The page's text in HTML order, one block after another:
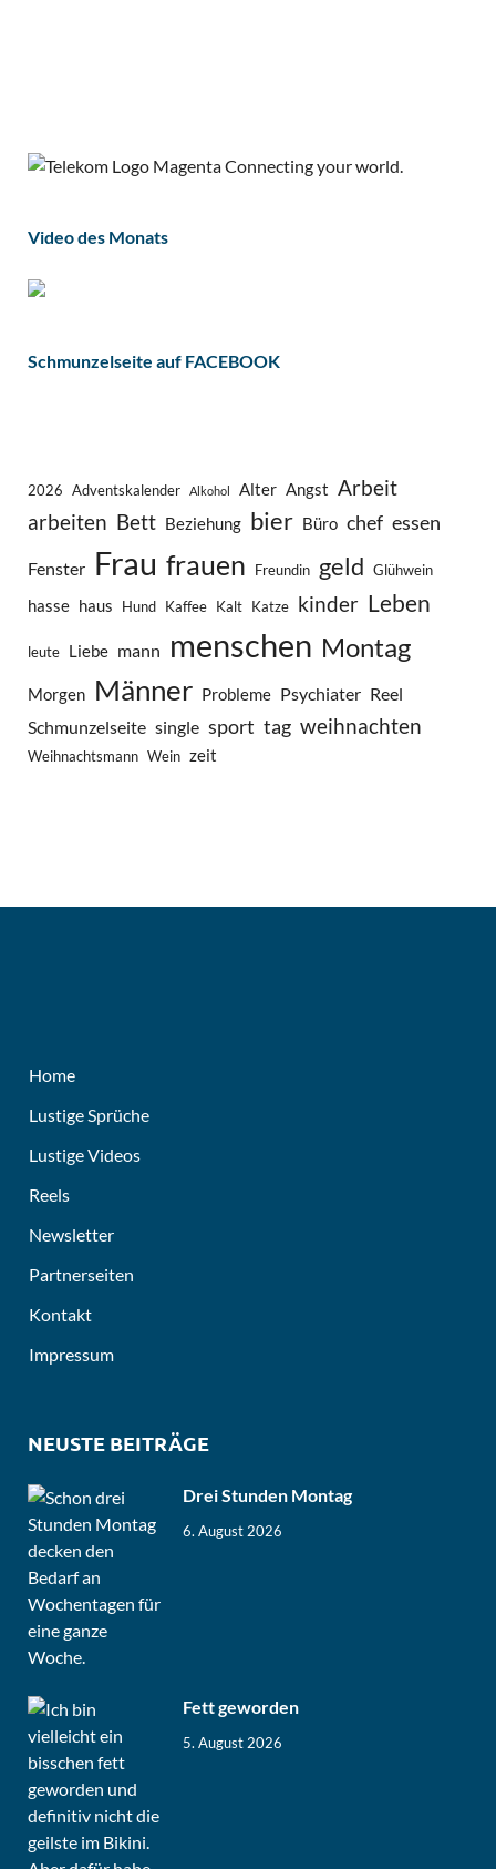
Video des Monats
Schmunzelseite auf FACEBOOK
2026 Adventskalender Alkohol Alter Angst Arbeit
arbeiten Bett Beziehung bier Büro chef essen
Fenster Frau frauen Freundin geld Glühwein
hasse haus Hund Kaffee Kalt Katze kinder Leben
leute Liebe mann menschen Montag
Morgen Männer Probleme Psychiater Reel
Schmunzelseite single sport tag weihnachten
Weihnachtsmann Wein zeit
Home
Lustige Sprüche
Lustige Videos
Reels
Newsletter
Partnerseiten
Kontakt
Impressum
NEUSTE BEITRÄGE
Drei Stunden Montag
6. August 2026
Fett geworden
5. August 2026